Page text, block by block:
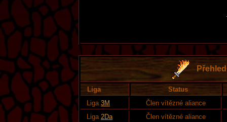
Liga
Status
Liga 3M
Člen vítězné aliance
Liga 2Da Člen vítězné aliance